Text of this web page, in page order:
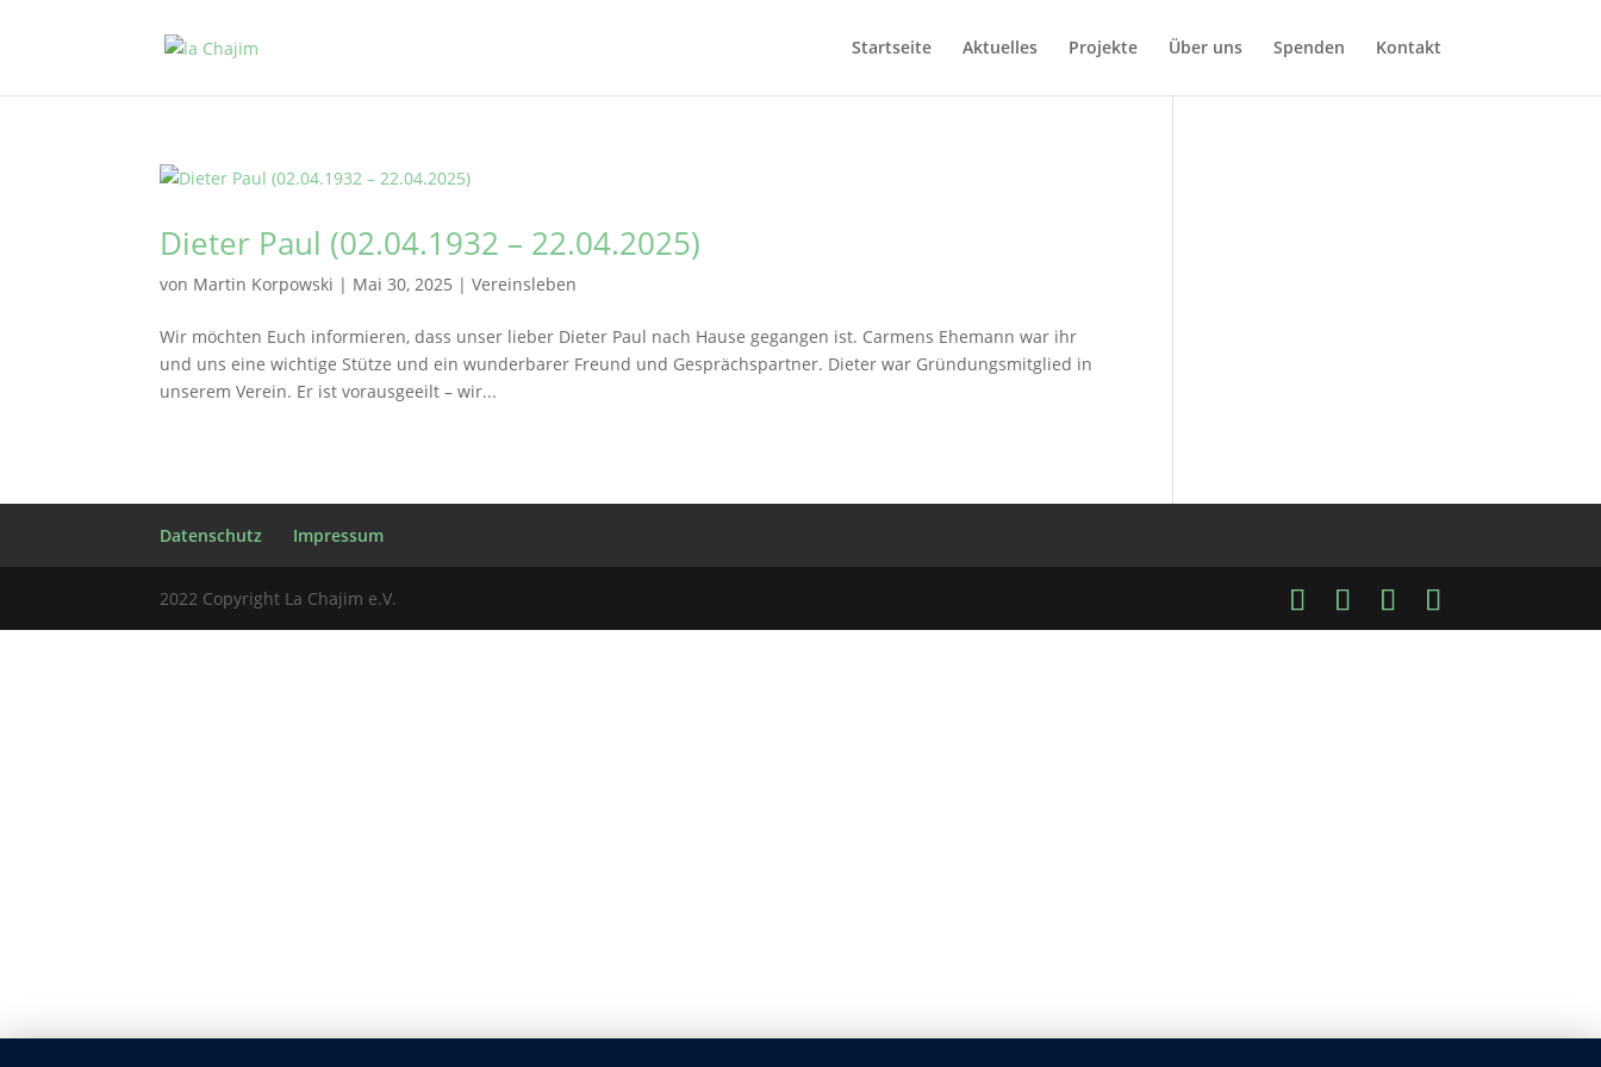
Startseite Aktuelles Projekte Über uns Spenden Kontakt
Dieter Paul (02.04.1932 – 22.04.2025)
von Martin Korpowski | Mai 30, 2025 |Vereinsleben
Wir möchten Euch informieren, dass unser lieber Dieter Paul nach Hause gegangen ist. Carmens Ehemann war ihr
und uns eine wichtige Stütze und ein wunderbarer Freund und Gesprächspartner. Dieter war Gründungsmitglied in
unserem Verein. Er ist vorausgeeilt – wir...
Datenschutz Impressum
2022 Copyright La Chajim e.V.